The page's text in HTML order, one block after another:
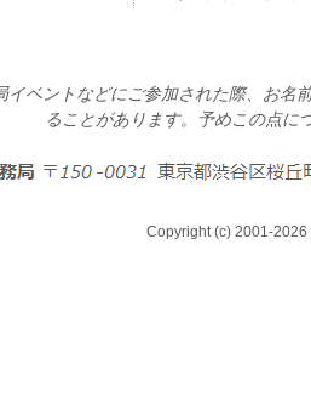
ベントなどにご参加された際、お名
ることがあります。予めこの点に
Copyright (c) 2001-